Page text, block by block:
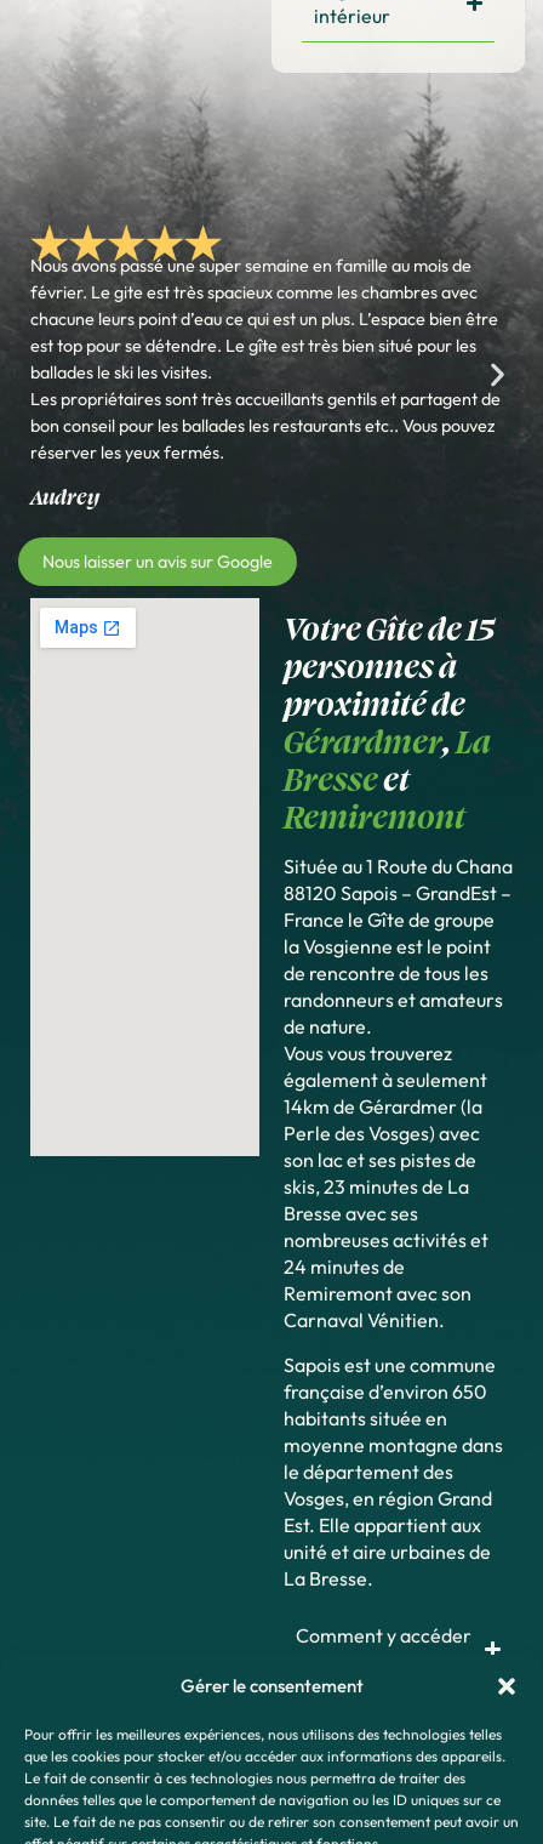
Gérer le consentement
Pour offrir les meilleures expériences, nous utilisons des technologies telles
que les cookies pour stocker et/ou accéder aux informations des appareils.
Le fait de consentir à ces technologies nous permettra de traiter des
données telles que le comportement de navigation ou les ID uniques sur ce
site. Le fait de ne pas consentir ou de retirer son consentement peut avoir un
intérieur
Nous avons passé une super semaine en famille au mois de
février. Le gite est très spacieux comme les chambres avec
chacune leurs point d’eau ce qui est un plus. L’espace bien être
est top pour se détendre. Le gîte est très bien situé pour les
ballades le ski les visites.
Les propriétaires sont très accueillants gentils et partagent de
bon conseil pour les ballades les restaurants etc.. Vous pouvez
réserver les yeux fermés.
Audrey
Nous laisser un avis sur Google
Votre Gîte de 15
personnes à
proximité de
Gérardmer, La
Bresseet
Remiremont
Située au 1 Route du Chana
88120 Sapois – GrandEst –
France le Gîte de groupe
la Vosgienne est le point
de rencontre de tous les
randonneurs et amateurs
de nature.
Vous vous trouverez
également à seulement
14km de Gérardmer (la
Perle des Vosges) avec
son lac et ses pistes de
skis, 23 minutes de La
Bresse avec ses
nombreuses activités et
24 minutes de
Remiremont avec son
Carnaval Vénitien.
Sapois est une commune
française d’environ 650
habitants située en
moyenne montagne dans
le département des
Vosges, en région Grand
Est. Elle appartient aux
unité et aire urbaines de
La Bresse.
Comment y accéder